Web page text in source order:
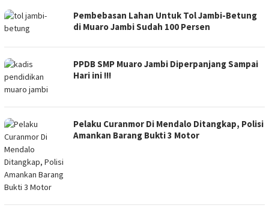
Pembebasan Lahan Untuk Tol Jambi-Betung
di Muaro Jambi Sudah 100 Persen
PPDB SMP Muaro Jambi Diperpanjang Sampai
Hari ini !!!
Pelaku Curanmor Di Mendalo Ditangkap, Polisi
Amankan Barang Bukti 3 Motor